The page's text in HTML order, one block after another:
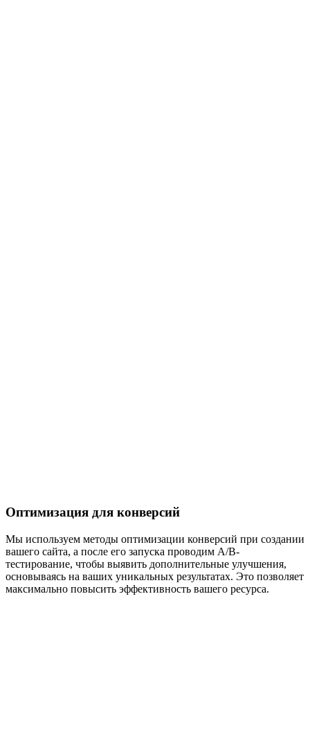
Оптимизация для конверсий
Мы используем методы оптимизации конверсий при создании
вашего сайта, а после его запуска проводим A/B-
тестирование, чтобы выявить дополнительные улучшения,
основываясь на ваших уникальных результатах. Это позволяет
максимально повысить эффективность вашего ресурса.